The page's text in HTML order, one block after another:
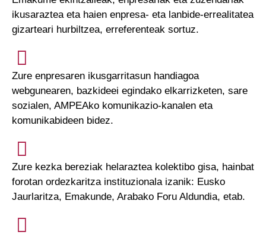
ikusaraztea eta haien enpresa- eta lanbide-errealitatea
gizarteari hurbiltzea, erreferenteak sortuz.
Zure enpresaren ikusgarritasun handiagoa
webgunearen, bazkideei egindako elkarrizketen, sare
sozialen, AMPEAko komunikazio-kanalen eta
komunikabideen bidez.
Zure kezka bereziak helaraztea kolektibo gisa, hainbat
forotan ordezkaritza instituzionala izanik: Eusko
Jaurlaritza, Emakunde, Arabako Foru Aldundia, etab.